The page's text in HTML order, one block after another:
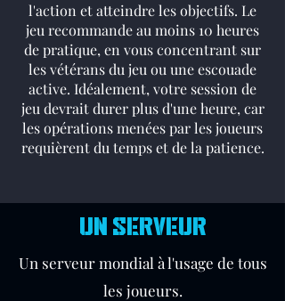
l'action et atteindre les objectifs. Le
jeu recommande au moins 10 heures
de pratique, en vous concentrant sur
les vétérans du jeu ou une escouade
active. Idéalement, votre session de
jeu devrait durer plus d'une heure, car
les opérations menées par les joueurs
requièrent du temps et de la patience.
UN SERVEUR
Un serveur mondial à l'usage de tous
les joueurs.